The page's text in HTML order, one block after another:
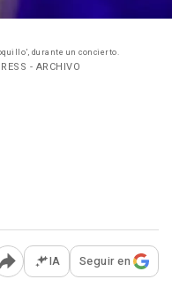
durante un concierto.
- ARCHIVO
Abrir opciones para
IA Seguir en